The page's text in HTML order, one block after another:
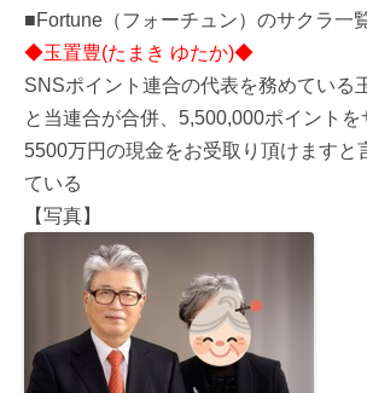
■Fortune（フォーチュン）のサクラ一
◆玉置豊(たまき ゆたか)◆
SNSポイント連合の代表を務めている
と当連合が合併、5,500,000ポイントを
5500万円の現金をお受取り頂けますと
ている
【写真】